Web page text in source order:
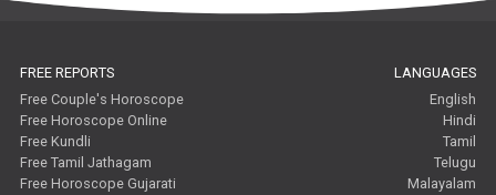
Free Tamil Jathagam Reviews
FREE REPORTS
Free Couple's Horoscope
Free Horoscope Online
Free Kundli
Free Tamil Jathagam
Free Horoscope Gujarati
LANGUAGES
English
Hindi
Tamil
Telugu
Malayalam